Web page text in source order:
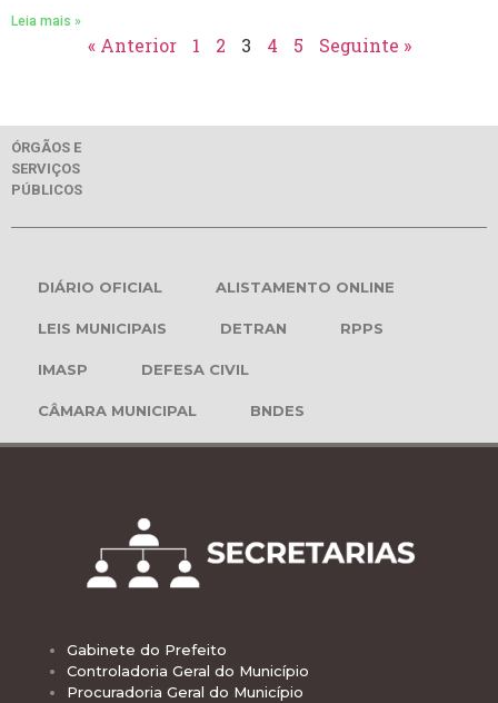
Leia mais »
« Anterior 1 2 3 4 5 Seguinte »
ÓRGÃOS E
SERVIÇOS
PÚBLICOS
DIÁRIO OFICIAL ALISTAMENTO ONLINE
LEIS MUNICIPAIS DETRAN RPPS
IMASP DEFESA CIVIL
CÂMARA MUNICIPAL BNDES
Gabinete do Prefeito
Controladoria Geral do Município
Procuradoria Geral do Município